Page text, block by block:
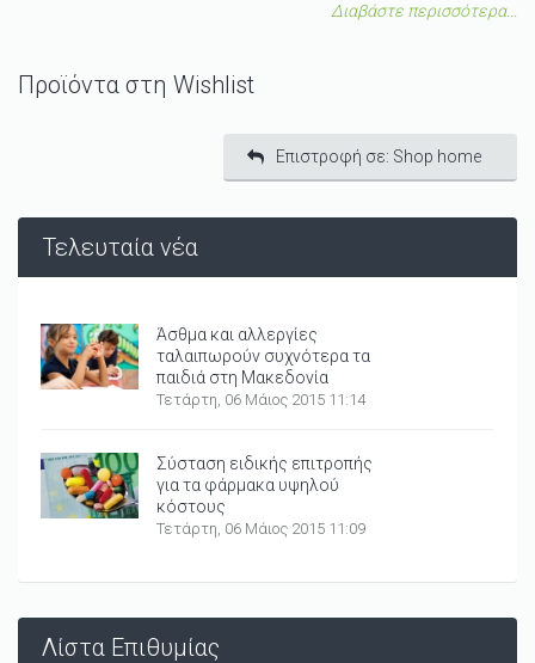
Διαβάστε περισσότερα...
Προϊόντα στη Wishlist
Επιστροφή σε: Shop home
Τελευταία νέα
Άσθμα και αλλεργίες
ταλαιπωρούν συχνότερα τα
παιδιά στη Μακεδονία
Τετάρτη, 06 Μάιος 2015 11:14
Σύσταση ειδικής επιτροπής
για τα φάρμακα υψηλού
κόστους
Τετάρτη, 06 Μάιος 2015 11:09
Λίστα Επιθυμίας